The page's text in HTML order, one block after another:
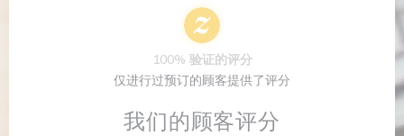
我们的顾客评分
100% 验证的评分
仅进行过预订的顾客提供了评分